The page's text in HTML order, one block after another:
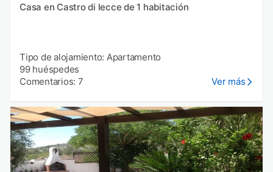
Casa en Castro di lecce de 1 habitación
Tipo de alojamiento: Apartamento
99 huéspedes
Comentarios: 7
Ver más